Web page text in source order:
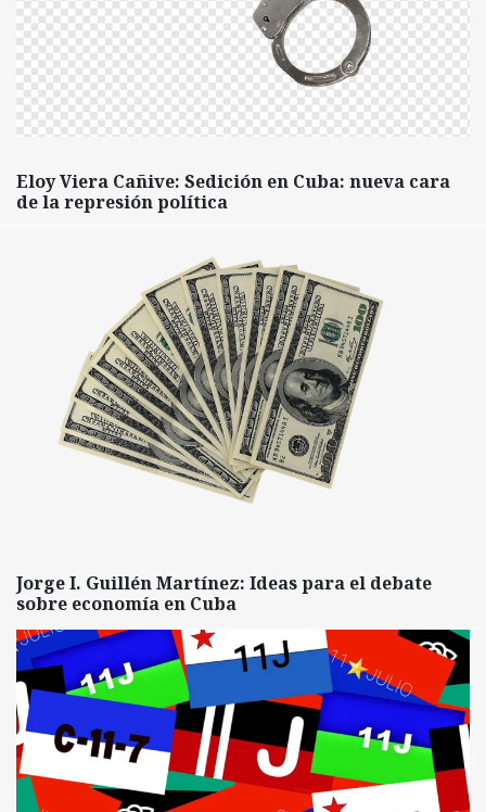
Eloy Viera Cañive: Sedición en Cuba: nueva cara
de la represión política
Jorge I. Guillén Martínez: Ideas para el debate
sobre economía en Cuba